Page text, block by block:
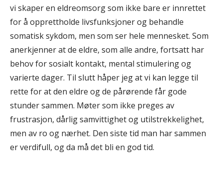
vi skaper en eldreomsorg som ikke bare er innrettet
for å opprettholde livsfunksjoner og behandle
somatisk sykdom, men som ser hele mennesket. Som
anerkjenner at de eldre, som alle andre, fortsatt har
behov for sosialt kontakt, mental stimulering og
varierte dager. Til slutt håper jeg at vi kan legge til
rette for at den eldre og de pårørende får gode
stunder sammen. Møter som ikke preges av
frustrasjon, dårlig samvittighet og utilstrekkelighet,
men av ro og nærhet. Den siste tid man har sammen
er verdifull, og da må det bli en god tid.